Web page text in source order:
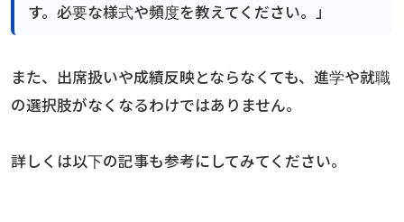
す。必要な様式や頻度を教えてください。」
また、出席扱いや成績反映とならなくても、進学や就職
の選択肢がなくなるわけではありません。
詳しくは以下の記事も参考にしてみてください。